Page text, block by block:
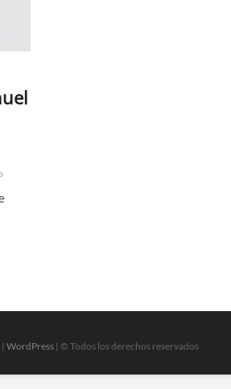
| WordPress | © Todos los derechos reservados